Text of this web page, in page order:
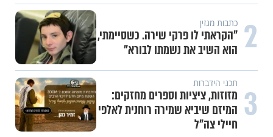
2 כתבות מגזין
"הקראתי לו פרקי שירה. כשסיימתי,
הוא השיב את נשמתו לבורא"
3 תכני הידברות
מזוזות, ציציות וספרים מחזקים:
המיזם שיביא שמירה רוחנית לאלפי
חיילי צה"ל